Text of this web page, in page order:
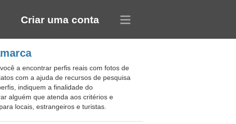
Criar uma conta
a encontrar perfis reais com fotos de
com a ajuda de recursos de pesquisa
indiquem a finalidade do
alguém que atenda aos critérios e
locais, estrangeiros e turistas.